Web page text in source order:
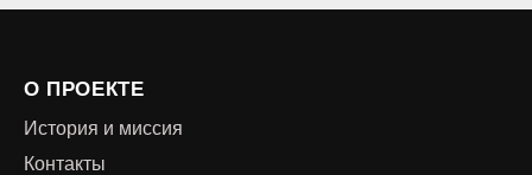
О ПРОЕКТЕ
История и миссия
Контакты